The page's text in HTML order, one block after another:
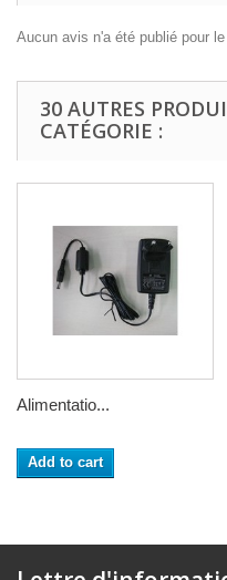
Aucun avis n'a été publié pour
30 AUTRES
CATÉGORIE :
Alimentatio...
Add to cart